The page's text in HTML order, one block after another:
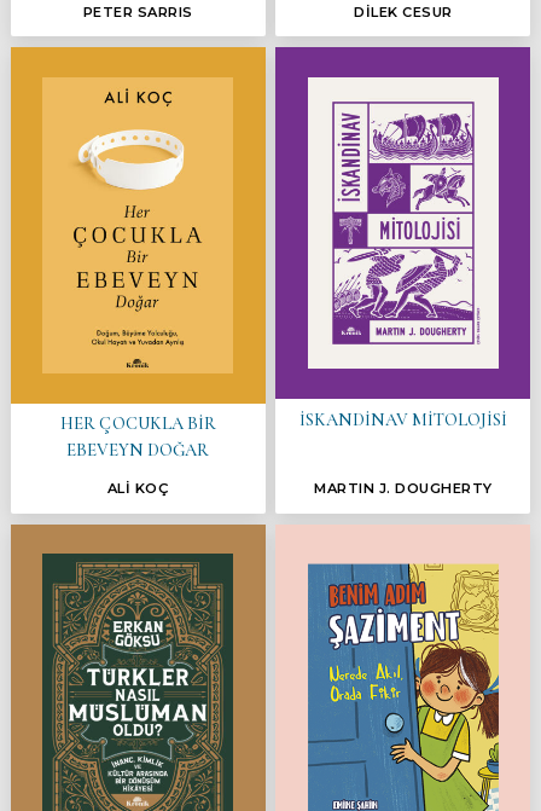
PETER SARRIS DİLEK CESUR
HER ÇOCUKLA BİR
EBEVEYN DOĞAR
ALİ KOÇ
İSKANDİNAV MİTOLOJİSİ
MARTIN J. DOUGHERTY